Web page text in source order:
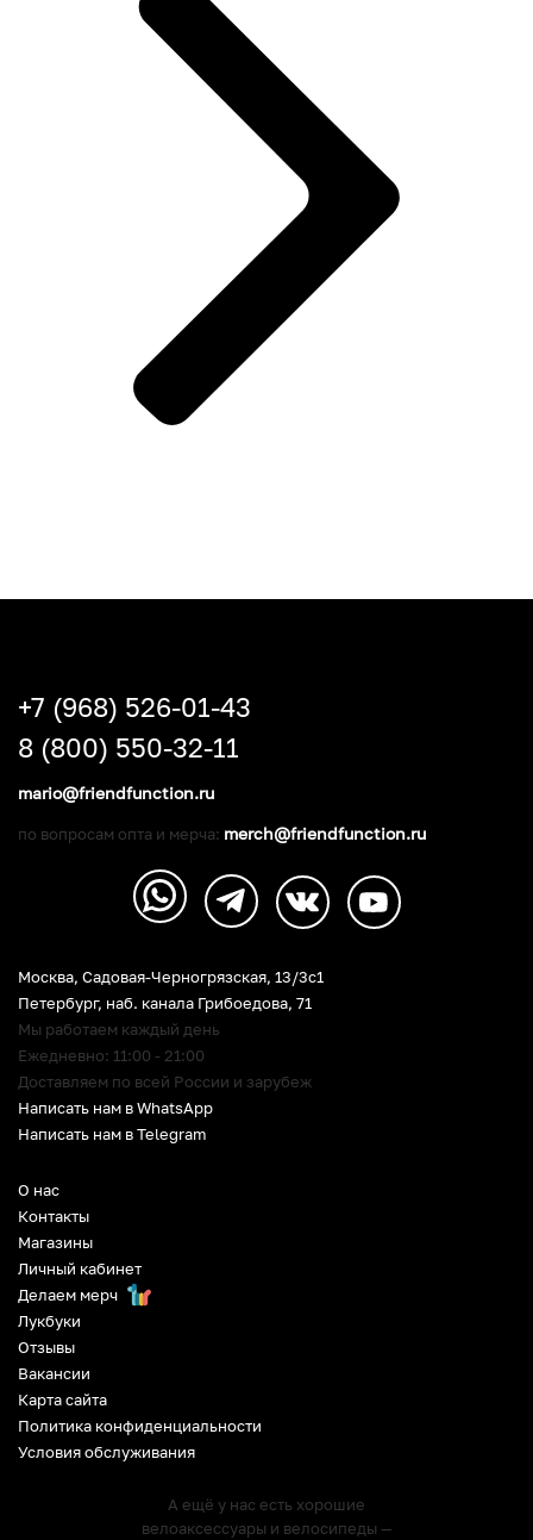
О нас
Контакты
Магазины
Личный кабинет
Делаем мерч
Лукбуки
Отзывы
Вакансии
Карта сайта
Политика конфиденциальности
Условия обслуживания
А ещё у нас есть хорошие
велоаксессуары и велосипеды —
Москва, Садовая-Черногрязская, 13/3c1
Петербург, наб. канала Грибоедова, 71
Мы работаем каждый день
Ежедневно: 11:00 - 21:00
Доставляем по всей России и зарубеж
Написать нам в WhatsApp
Написать нам в Telegram
+7 (968) 526-01-43
8 (800) 550-32-11
mario@friendfunction.ru
по вопросам опта и мерча: merch@friendfunction.ru